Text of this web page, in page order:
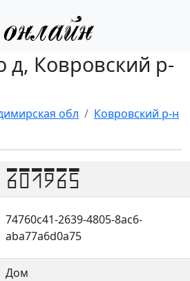
д, Ковровский р-
обл
Ковровский р-н
601965
74760c41-2639-4805-8ac6-
aba77a6d0a75
Дом